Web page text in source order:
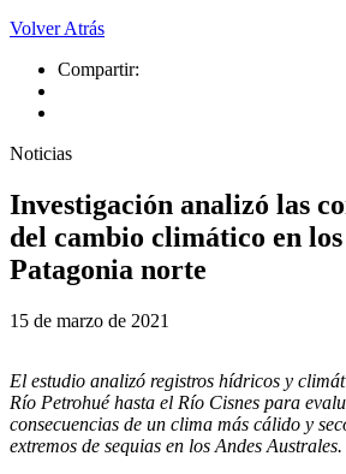
Volver Atrás
Compartir:
Noticias
Investigación analizó las
del cambio climático en
Patagonia norte
15 de marzo de 2021
El estudio analizó registros hídricos y
Río Petrohué hasta el Río Cisnes para
consecuencias de un clima más cálido y
extremos de sequias en los Andes Australes.